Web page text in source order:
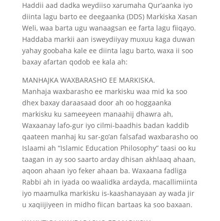
Haddii aad dadka weydiiso xarumaha Qur’aanka iyo
diinta lagu barto ee deegaanka (DDS) Markiska Xasan
Weli, waa barta ugu wanaagsan ee farta lagu fiiqayo.
Haddaba markii aan isweydiiyay muxuu kaga duwan
yahay goobaha kale ee diinta lagu barto, waxa ii soo
baxay afartan qodob ee kala ah:
MANHAJKA WAXBARASHO EE MARKISKA.
Manhaja waxbarasho ee markisku waa mid ka soo
dhex baxay daraasaad door ah oo hoggaanka
markisku ku sameeyeen manaahij dhawra ah,
Waxaanay lafo-gur iyo cilmi-baadhis badan kaddib
qaateen manhaj ku sar-go’an falsafad waxbarasho oo
Islaami ah “Islamic Education Philosophy” taasi oo ku
taagan in ay soo saarto arday dhisan akhlaaq ahaan,
aqoon ahaan iyo feker ahaan ba. Waxaana fadliga
Rabbi ah in iyada oo waalidka ardayda, macallimiinta
iyo maamulka markisku is-kaashanayaan ay wada jir
u xaqiijiyeen in midho fiican bartaas ka soo baxaan.